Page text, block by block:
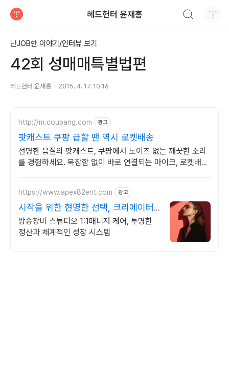
헤드헌터 윤재홍
난JOB한 이야기/인터뷰 보기
42회 성매매특별법편
헤드헌터 윤재홍 2015. 4. 17. 10:16
http://m.coupang.com 광고
팟캐스트 쿠팡 급할 땐 역시 로켓배송
선명한 음질의 팟캐스트, 쿠팡에서 노이즈 없는 깨끗한 소리
를 경험하세요. 복잡함 없이 바로 연결되는 마이크, 로켓배송
https://www.apex82ent.com 광고
시작을 위한 현명한 선택, 크리에이터,
BJ 상시 모집
방송장비 스튜디오 1:1매니저 케어, 투명한
정산과 체계적인 성장 시스템